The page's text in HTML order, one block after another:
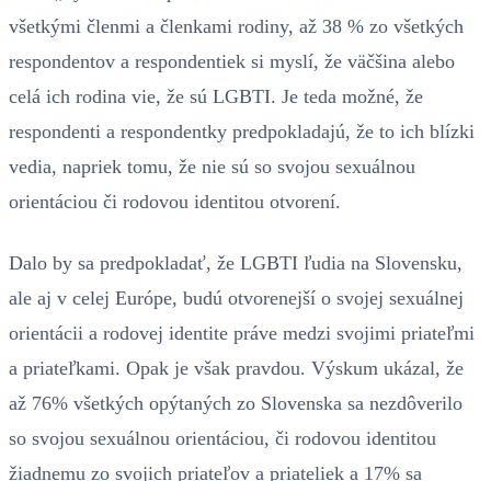
všetkými členmi a členkami rodiny, až 38 % zo všetkých
respondentov a respondentiek si myslí, že väčšina alebo
celá ich rodina vie, že sú LGBTI. Je teda možné, že
respondenti a respondentky predpokladajú, že to ich blízki
vedia, napriek tomu, že nie sú so svojou sexuálnou
orientáciou či rodovou identitou otvorení.
Dalo by sa predpokladať, že LGBTI ľudia na Slovensku,
ale aj v celej Európe, budú otvorenejší o svojej sexuálnej
orientácii a rodovej identite práve medzi svojimi priateľmi
a priateľkami. Opak je však pravdou. Výskum ukázal, že
až 76% všetkých opýtaných zo Slovenska sa nezdôverilo
so svojou sexuálnou orientáciou, či rodovou identitou
žiadnemu zo svojich priateľov a priateliek a 17% sa